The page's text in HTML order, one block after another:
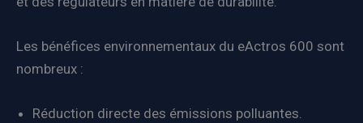
Les bénéfices environnementaux du eActros 600 sont
nombreux :
Réduction directe des émissions polluantes.